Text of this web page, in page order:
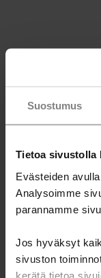
Suostumus
Tietoa sivustolla
Evästeiden
Analysoimme
parannamme
Jos hyväksyt
sivuston
kerätä tietoa
Miten ottaa
Koulutukset
Koulutukset
Kotoutuminen